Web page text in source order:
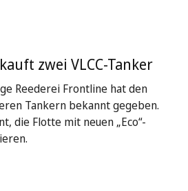
zwei VLCC-Tanker
Reederei Frontline hat den
Tankern bekannt gegeben.
die Flotte mit neuen „Eco“-